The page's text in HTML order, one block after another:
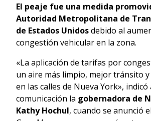
El peaje fue una medida
Autoridad Metropolitana de
de Estados Unidosdebido al
congestión vehicular en la zona.
«La aplicación de tarifas por
un aire más limpio, mejor tránsito
en las calles de Nueva York», indicó
comunicación la gobernadora de
Kathy Hochul, cuando se anunció